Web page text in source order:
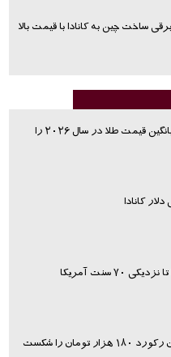
ساخت چین به کانادا با قیمت بالا
بانک آمریکا پیش‌بینی میانگین قیمت طلا در سال ۲۰۲۶ را
کانادا
سنت آمریکا
را شکست